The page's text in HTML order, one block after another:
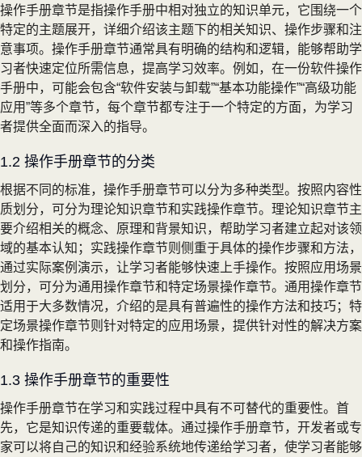
操作手册章节是指操作手册中相对独立的知识单元，它围绕一个
特定的主题展开，详细介绍该主题下的相关知识、操作步骤和注
意事项。操作手册章节通常具有明确的结构和逻辑，能够帮助学
习者快速定位所需信息，提高学习效率。例如，在一份软件操作
手册中，可能会包含“软件安装与卸载”“基本功能操作”“高级功能
应用”等多个章节，每个章节都专注于一个特定的方面，为学习
者提供全面而深入的指导。
1.2 操作手册章节的分类
根据不同的标准，操作手册章节可以分为多种类型。按照内容性
质划分，可分为理论知识章节和实践操作章节。理论知识章节主
要介绍相关的概念、原理和背景知识，帮助学习者建立起对该领
域的基本认知；实践操作章节则侧重于具体的操作步骤和方法，
通过实际案例演示，让学习者能够快速上手操作。按照应用场景
划分，可分为通用操作章节和特定场景操作章节。通用操作章节
适用于大多数情况，介绍的是具有普遍性的操作方法和技巧；特
定场景操作章节则针对特定的应用场景，提供针对性的解决方案
和操作指南。
1.3 操作手册章节的重要性
操作手册章节在学习和实践过程中具有不可替代的重要性。首
先，它是知识传递的重要载体。通过操作手册章节，开发者或专
家可以将自己的知识和经验系统地传递给学习者，使学习者能够